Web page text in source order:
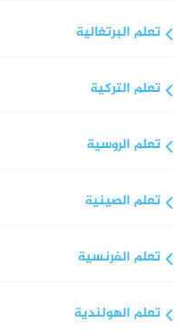
تعلم البرتغالية
تعلم التركية
تعلم الروسية
تعلم الصينية
تعلم الفرنسية
تعلم الهولندية